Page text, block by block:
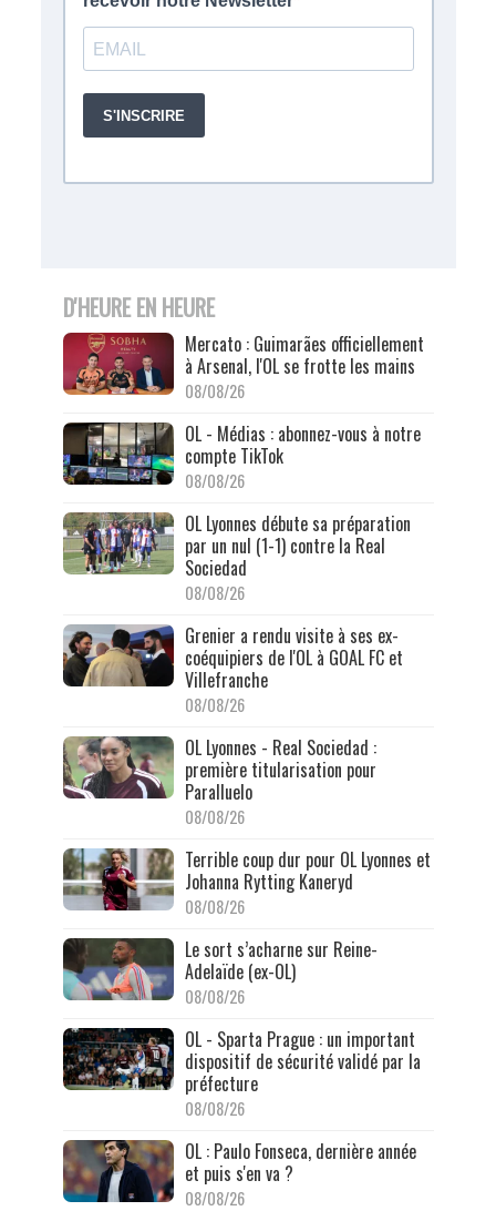
D'HEURE EN HEURE
Mercato : Guimarães officiellement
à Arsenal, l'OL se frotte les mains
08/08/26
OL - Médias : abonnez-vous à notre
compte TikTok
08/08/26
OL Lyonnes débute sa préparation
par un nul (1-1) contre la Real
Sociedad
08/08/26
Grenier a rendu visite à ses ex-
coéquipiers de l'OL à GOAL FC et
Villefranche
08/08/26
OL Lyonnes - Real Sociedad :
première titularisation pour
Paralluelo
08/08/26
Terrible coup dur pour OL Lyonnes et
Johanna Rytting Kaneryd
08/08/26
Le sort s’acharne sur Reine-
Adelaïde (ex-OL)
08/08/26
OL - Sparta Prague : un important
dispositif de sécurité validé par la
préfecture
08/08/26
OL : Paulo Fonseca, dernière année
et puis s'en va ?
08/08/26